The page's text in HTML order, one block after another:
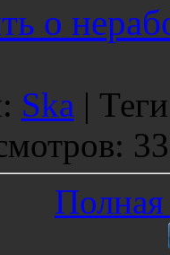
о
: Ska | Теги
:
Полная